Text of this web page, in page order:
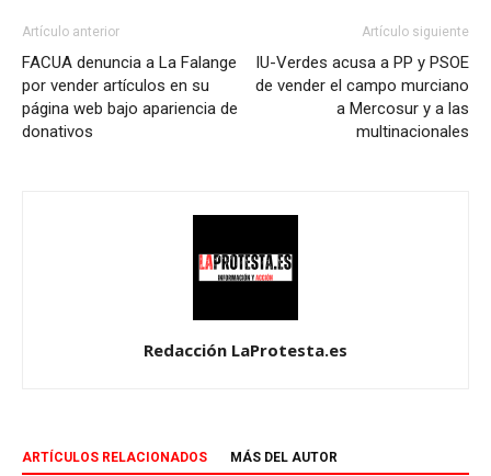
Artículo anterior
FACUA denuncia a La Falange
por vender artículos en su
página web bajo apariencia de
donativos
Artículo siguiente
IU-Verdes acusa a PP y PSOE
de vender el campo murciano
a Mercosur y a las
multinacionales
Redacción LaProtesta.es
ARTÍCULOS RELACIONADOS MÁS DEL AUTOR